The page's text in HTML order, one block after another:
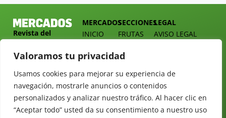
Valoramos tu privacidad
Usamos cookies para mejorar su experiencia de
navegación, mostrarle anuncios o contenidos
personalizados y analizar nuestro tráfico. Al hacer clic en
“Aceptar todo” usted da su consentimiento a nuestro uso
Revista del
Hortofrutícola
C/
Presidente
Cárdenas nº
10.
MERCADOS
INICIO
SOMOS
Y
TARIFAS
REVISTAS
NEWSLETTER
SECCIONES
FRUTAS
EMPRESA
MERCADOS
ALIMENTACIÓN
OPINIÓN
30 DE
LEGAL
AVISO LEGAL